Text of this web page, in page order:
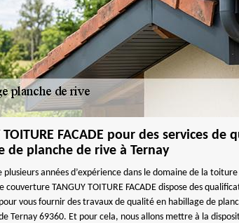
TOITURE FACADE pour des services de
de planche de rive à Ternay
plusieurs années d’expérience dans le domaine de la
couverture TANGUY TOITURE FACADE dispose des
vous fournir des travaux de qualité en habillage de
Ternay 69360. Et pour cela, nous allons mettre à la